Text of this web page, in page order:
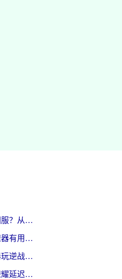
人在海外，如何顺畅玩国服？从《王者荣耀》到《云图计划》的加速器终极指南
在国外玩塔瑞斯世界加速器有用吗？海外玩家亲测后的真实答案
身在海外，用什么加速器玩逆战才能告别延迟？
海外党必看：解决王者荣耀延迟的加速器终极指南——从EVE到猫和老鼠，一个工具全搞定